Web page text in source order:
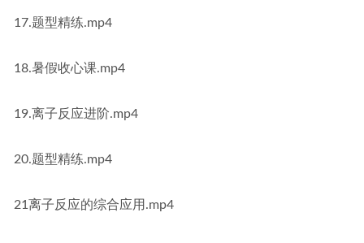
17.题型精练.mp4
18.暑假收心课.mp4
19.离子反应进阶.mp4
20.题型精练.mp4
21离子反应的综合应用.mp4